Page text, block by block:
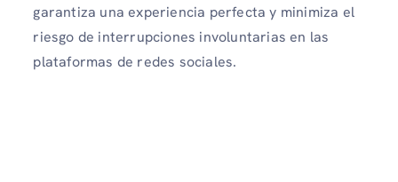
garantiza una experiencia perfecta y minimiza el
riesgo de interrupciones involuntarias en las
plataformas de redes sociales.